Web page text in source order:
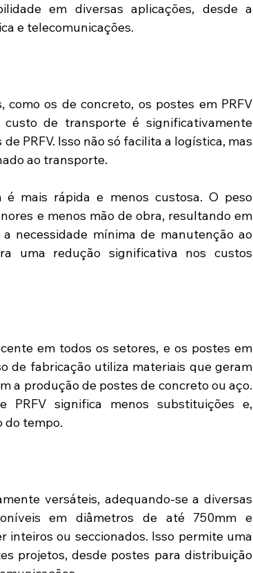
em diversas aplicações, desde a
e telecomunicações.
os de concreto, os postes em PRFV
de transporte é significativamente
PRFV. Isso não só facilita a logística, mas
ao transporte.
mais rápida e menos custosa. O peso
e menos mão de obra, resultando em
necessidade mínima de manutenção ao
uma redução significativa nos custos
em todos os setores, e os postes em
de fabricação utiliza materiais que geram
a produção de postes de concreto ou aço.
significa menos substituições e,
do tempo.
versáteis, adequando-se a diversas
em diâmetros de até 750mm e
ou seccionados. Isso permite uma
projetos, desde postes para distribuição